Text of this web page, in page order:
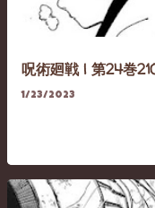
呪術廻戦 | 第24巻
1/23/2023